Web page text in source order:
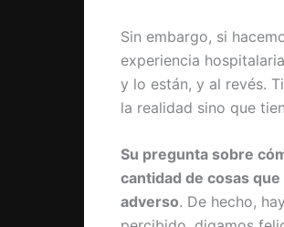
Sin embargo, si
experiencia
y lo están, y al revés.
la realidad sino que
Su pregunta sobre
cantidad de cosas
adverso. De hecho,